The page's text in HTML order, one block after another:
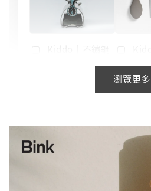
NT$ 280
- +
件組
NT$ 260
瀏覽更多